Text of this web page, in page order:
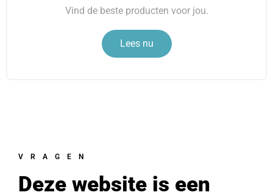
Vind de beste producten voor jou.
Lees nu
VRAGEN
Deze website is een